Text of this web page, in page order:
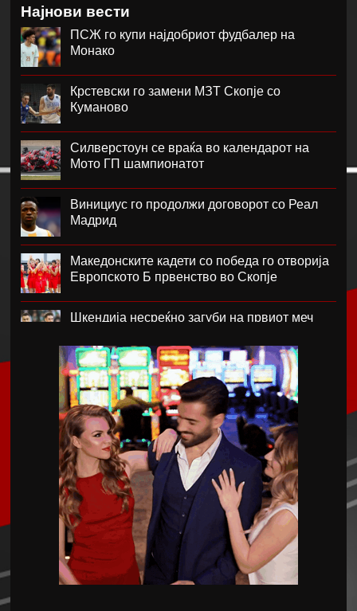
Најнови вести
ПСЖ го купи најдобриот фудбалер на
Монако
Крстевски го замени МЗТ Скопје со
Куманово
Силверстоун се враќа во календарот на
Мото ГП шампионатот
Винициус го продолжи договорот со Реал
Мадрид
Македонските кадети со победа го отворија
Европското Б првенство во Скопје
Шкендија несреќно загуби на првиот меч
Реал го официјализира рекордниот
трансфер на Диоманде
Томас Волкап преговара со Дубаи
Перишиќ дал согласност за враќање во
Интер
Лусаил го претстави Георг Стојановски